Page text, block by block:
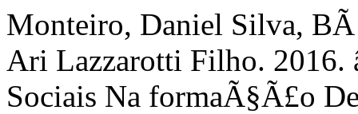
Monteiro, Daniel Silva,
Ari Lazzarotti Filho. 2016.
Sociais Na formaÃ§Ã£o